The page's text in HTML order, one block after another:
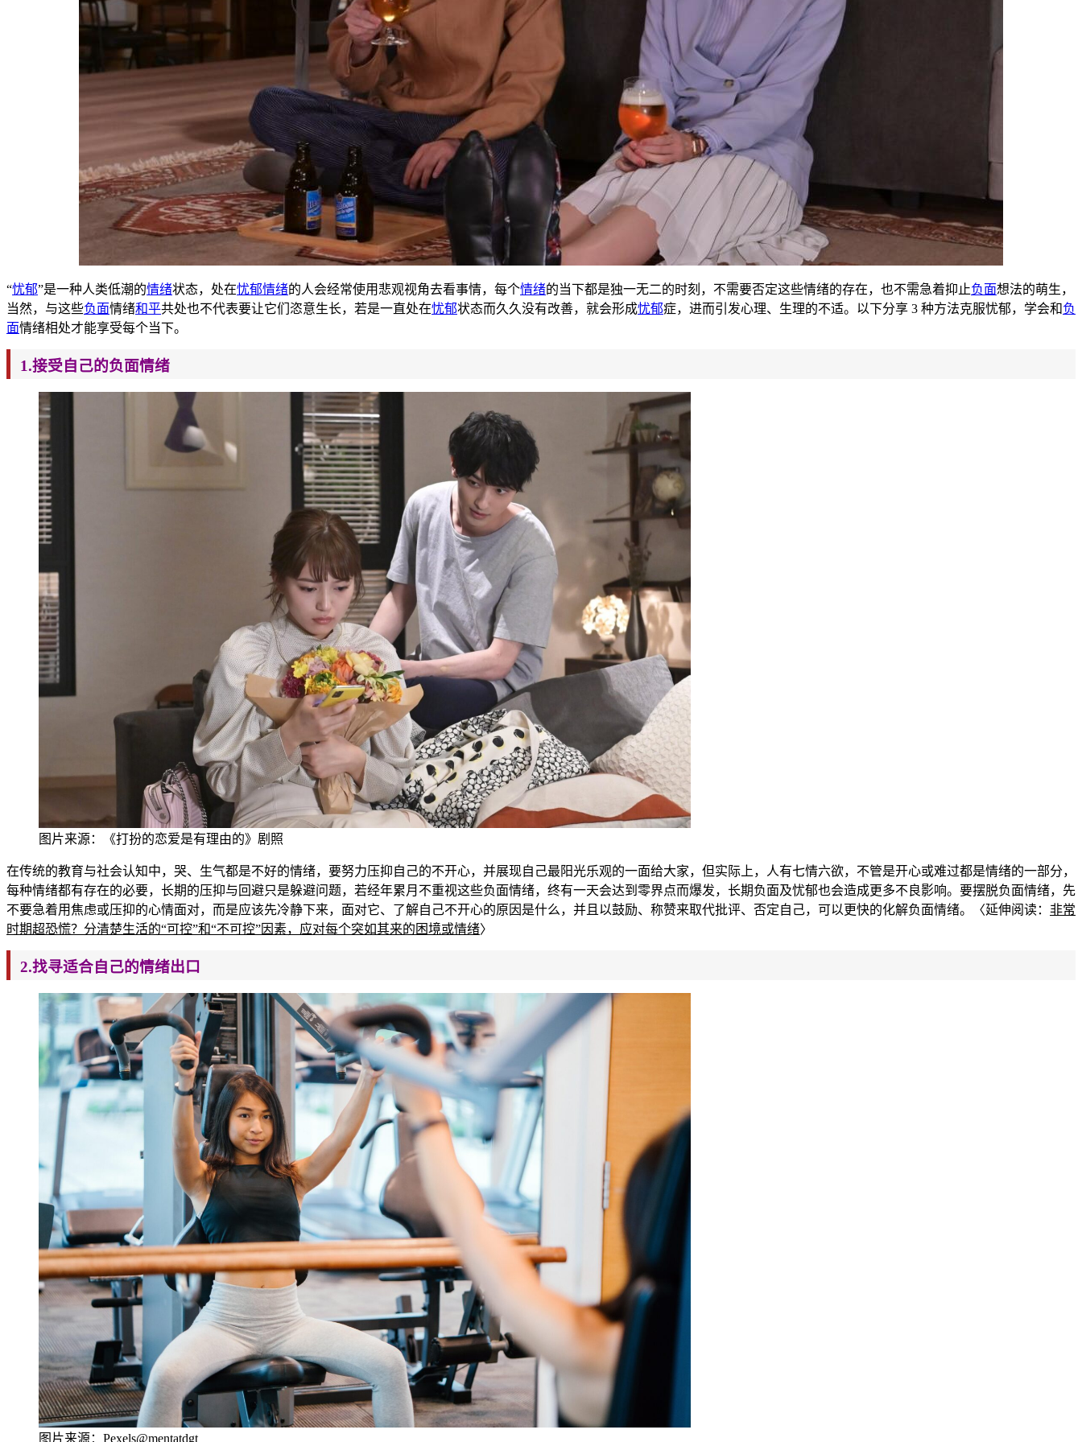
“忧郁”是一种人类低潮的情绪状态，处在忧郁情绪的人会经常使用悲观视角去看事情，每个情绪的当下都是独一无二的时刻，不需要否定这些情绪的存在，也不需急着抑止负面想法的萌生，
当然，与这些负面情绪和平共处也不代表要让它们恣意生长，若是一直处在忧郁状态而久久没有改善，就会形成忧郁症，进而引发心理、生理的不适。 以下分享 3 种方法克服忧郁，学会和负
面情绪相处才能享受每个当下。
1.接受自己的负面情绪
图片来源：《打扮的恋爱是有理由的》剧照
在传统的教育与社会认知中，哭、生气都是不好的情绪，要努力压抑自己的不开心，并展现自己最阳光乐观的一面给大家，但实际上，人有七情六欲，不管是开心或难过都是情绪的一部分，
每种情绪都有存在的必要，长期的压抑与回避只是躲避问题，若经年累月不重视这些负面情绪， 终有一天会达到零界点而爆发，长期负面及忧郁也会造成更多不良影响。要摆脱负面情绪，先
不要急着用焦虑或压抑的心情面对，而是应该先冷静下来，面对它、了解自己不开心的原因是什么，并且以鼓励、称赞来取代批评、否定自己，可以更快的化解负面情绪。〈延伸阅读： 非常
时期超恐慌？分清楚生活的“可控”和“不可控”因素，应对每个突如其来的困境或情绪〉
2.找寻适合自己的情绪出口
图片来源：Pexels@mentatdgt